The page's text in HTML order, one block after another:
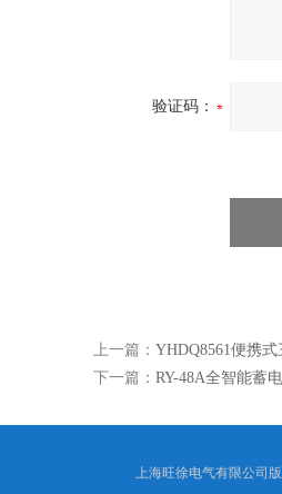
验证码：
上一篇： YHDQ8561便携
下一篇： RY-48A全智能蓄
上海旺徐电气有限公司